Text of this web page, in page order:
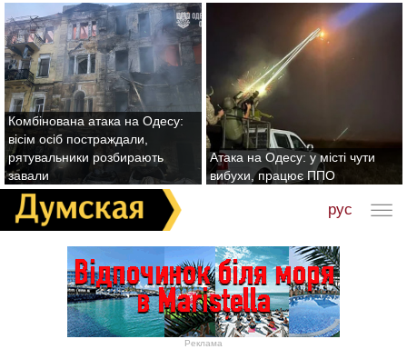
Комбінована атака на Одесу:
вісім осіб постраждали,
рятувальники розбирають
завали
Атака на Одесу: у місті чути
вибухи, працює ППО
рус
Реклама